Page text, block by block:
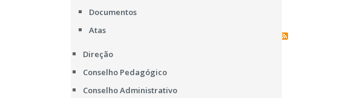
Documentos
Atas
Direção
Conselho Pedagógico
Conselho Administrativo